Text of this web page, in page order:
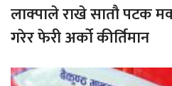
लाक्पाले राखे सातौ पटक
गरेर फेरी अर्को कीर्तिमान